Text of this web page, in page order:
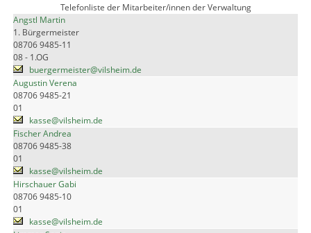
Telefonliste der Mitarbeiter/innen der Verwaltung
Angstl Martin
1. Bürgermeister
08706 9485-11
08 - 1.OG
buergermeister@vilsheim.de
Augustin Verena
08706 9485-21
01
kasse@vilsheim.de
Fischer Andrea
08706 9485-38
01
kasse@vilsheim.de
Hirschauer Gabi
08706 9485-10
01
kasse@vilsheim.de